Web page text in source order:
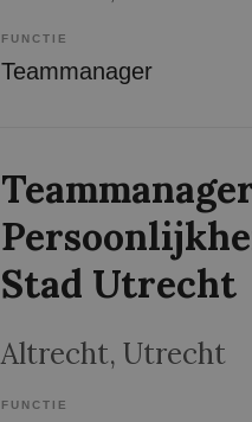
FUNCTIE
Teammanager
Stad Utrecht
Altrecht, Utrecht
FUNCTIE